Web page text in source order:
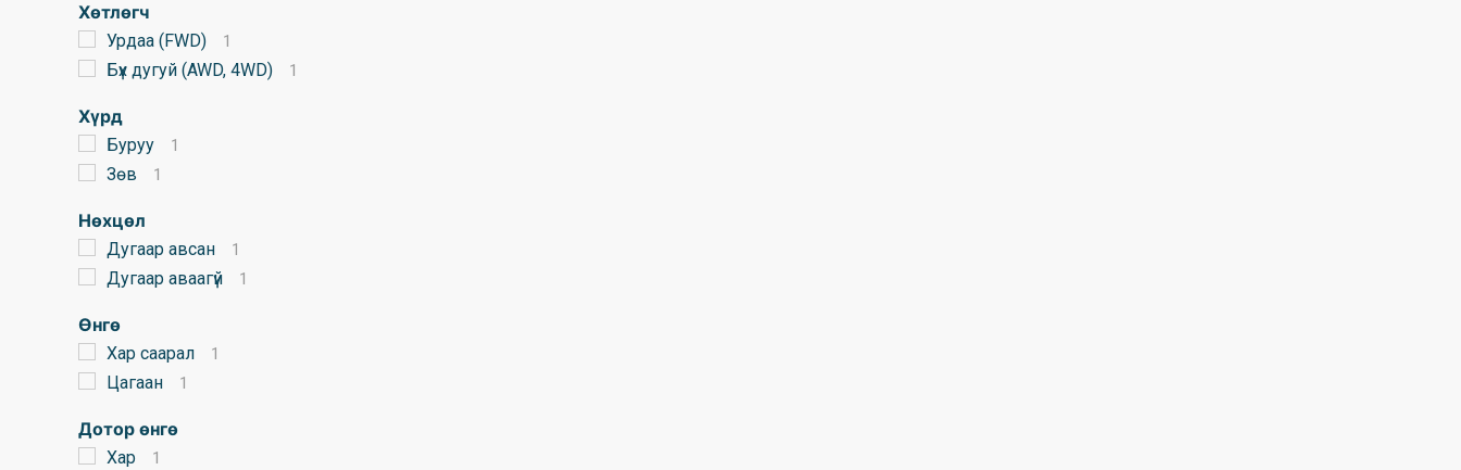
Хөтлөгч
Урдаа (FWD) 1
Бүх дугуй (AWD, 4WD) 1
Хүрд
Буруу 1
Зөв 1
Нөхцөл
Дугаар авсан 1
Дугаар аваагүй 1
Өнгө
Хар саарал 1
Цагаан 1
Дотор өнгө
Хар 1